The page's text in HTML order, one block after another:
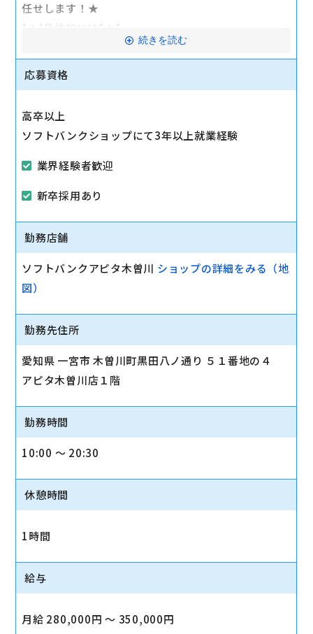
任せします！★
*★*具体的には*★*
店舗の実績管理、販売クルーのフォロー、指示、育成
をして頂きます。
店長経験がない方でも、リーダー、副店長からスター
マイカー通勤可
続きを読む
応募資格
高卒以上
ソフトバンクショップにて3年以上就業経験
業界経験者歓迎
新卒採用あり
勤務店舗
ソフトバンクアピタ木曽川 ショップの詳細をみる（地
図）
勤務先住所
愛知県 一宮市 木曽川町黒田八ノ通り ５１番地の４
アピタ木曽川店１階
勤務時間
10:00 〜 20:30
休憩時間
1時間
給与
月給 280,000円 〜 350,000円